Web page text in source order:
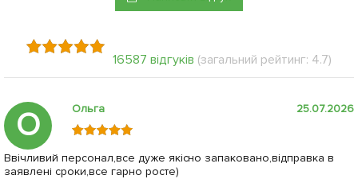
16587 відгуків (загальний рейтинг: 4.7)
О Ольга 25.07.2026
Ввічливий персонал,все дуже якісно запаковано,відправка в
заявлені сроки,все гарно росте)